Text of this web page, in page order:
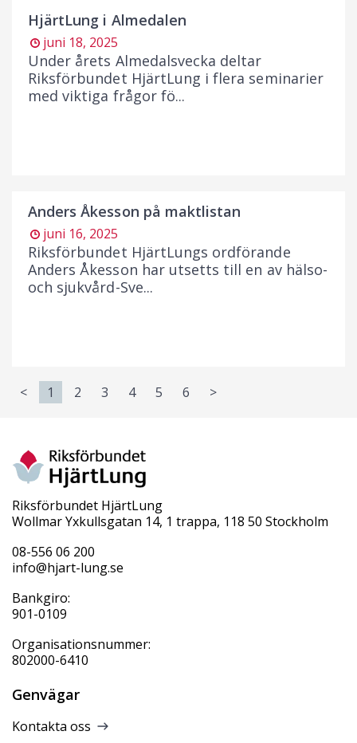
HjärtLung i Almedalen
juni 18, 2025
Under årets Almedalsvecka deltar
Riksförbundet HjärtLung i flera seminarier
med viktiga frågor fö...
Anders Åkesson på maktlistan
juni 16, 2025
Riksförbundet HjärtLungs ordförande
Anders Åkesson har utsetts till en av hälso-
och sjukvård-Sve...
< 1 2 3 4 5 6 >
Riksförbundet HjärtLung
Wollmar Yxkullsgatan 14, 1 trappa, 118 50 Stockholm
08-556 06 200
info@hjart-lung.se
Bankgiro:
901-0109
Organisationsnummer:
802000-6410
Genvägar
Kontakta oss